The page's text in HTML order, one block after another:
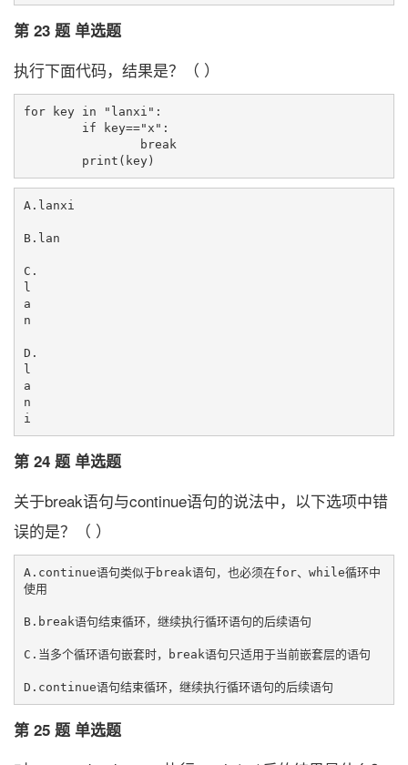
第 23 题 单选题
执行下面代码，结果是？（ ）
for key in "lanxi":
A.lanxi
B.lan
C.
l
a
n
D.
l
a
n
第 24 题 单选题
关于break语句与continue语句的说法中，以下选项中错
误的是？（ ）
A.continue语句类似于break语句，也必须在for、while循环中
使用
B.break语句结束循环，继续执行循环语句的后续语句
C.当多个循环语句嵌套时，break语句只适用于当前嵌套层的语句
第 25 题 单选题